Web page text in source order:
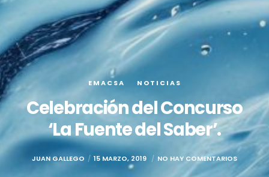
EMACSA NOTICIAS
Celebración del Concurso
‘La Fuente del Saber’.
JUAN GALLEGO 15 MARZO, 2019 NO HAY COMENTARIOS